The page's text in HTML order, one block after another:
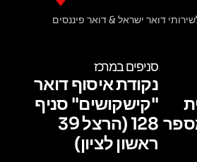
דואר ישראל & דואר פיננסים
סניפים במרכז
נקודת איסוף דואר
"קישקושים" סניף
128 (הרצל 39
ראשון לציון)